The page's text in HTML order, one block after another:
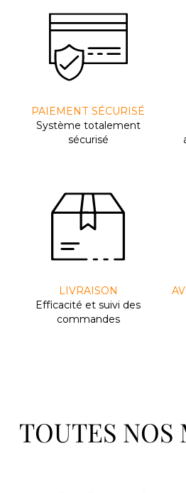
PAIEMENT SÉCURISÉ
Système totalement
sécurisé
LIVRAISON
Efﬁcacité et suivi des
commandes
TOUTES NOS